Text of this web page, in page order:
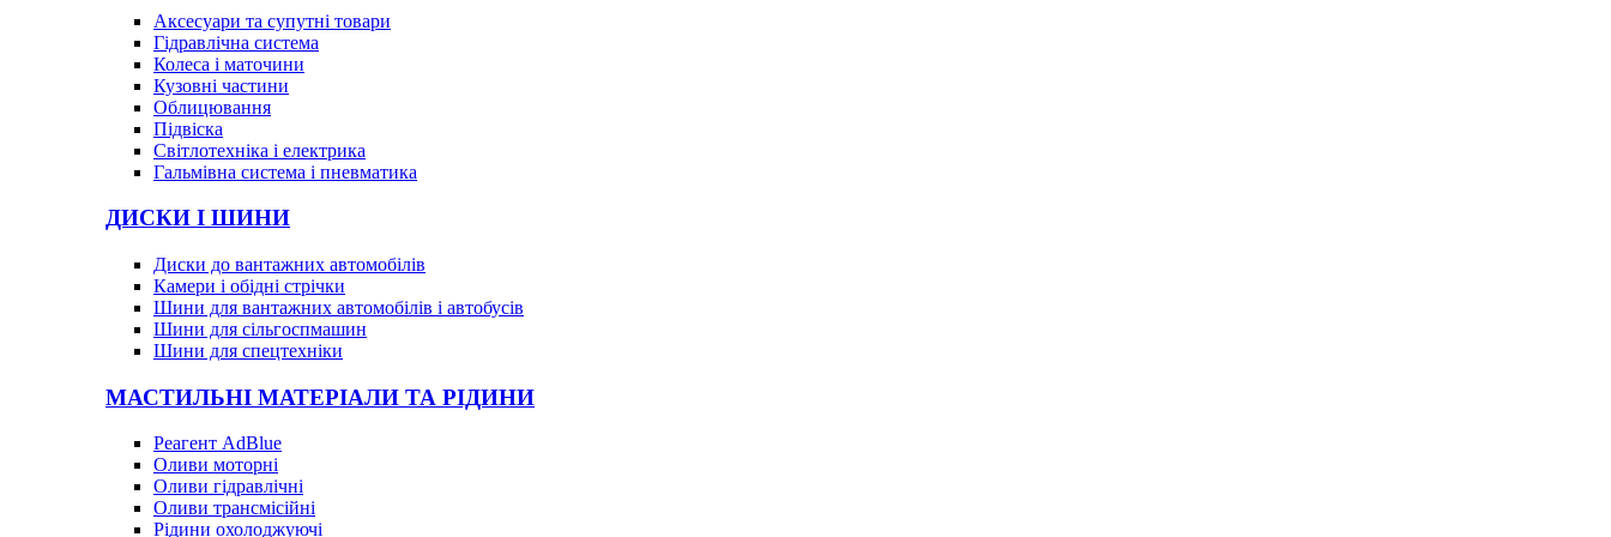
Аксесуари та супутні товари
Гідравлічна система
Колеса і маточини
Кузовні частини
Облицювання
Підвіска
Світлотехніка і електрика
Гальмівна система і пневматика
ДИСКИ І ШИНИ
Диски до вантажних автомобілів
Камери і обідні стрічки
Шини для вантажних автомобілів і автобусів
Шини для сільгоспмашин
Шини для спецтехніки
МАСТИЛЬНІ МАТЕРІАЛИ ТА РІДИНИ
Реагент AdBlue
Оливи моторні
Оливи гідравлічні
Оливи трансмісійні
Рідини охолоджуючі